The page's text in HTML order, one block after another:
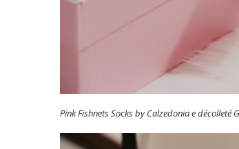
Pink Fishnets Socks by Calzedonia e décolleté